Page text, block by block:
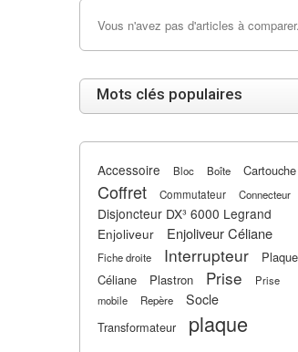
Vous n'avez pas d'articles à comparer.
Mots clés populaires
Accessoire Bloc Boîte Cartouche
Coffret Commutateur Connecteur
Disjoncteur DX³ 6000 Legrand
Enjoliveur
Enjoliveur Céliane
Fiche droite Interrupteur
Plaque
Céliane
Plastron Prise
Prise
mobile
Repère Socle
Transformateur plaque